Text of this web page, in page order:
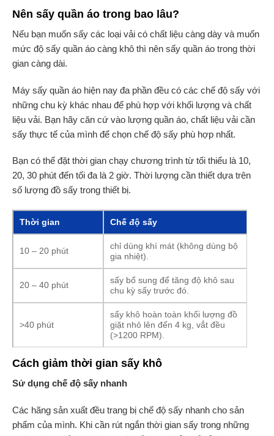
Nên sấy quần áo trong bao lâu?
Nếu bạn muốn sấy các loại vải có chất liệu càng dày và muốn
mức độ sấy quần áo càng khô thì nên sấy quần áo trong thời
gian càng dài.
Máy sấy quần áo hiện nay đa phần đều có các chế độ sấy với
những chu kỳ khác nhau để phù hợp với khối lượng và chất
liệu vải. Bạn hãy căn cứ vào lượng quần áo, chất liệu vải cần
sấy thực tế của mình để chọn chế độ sấy phù hợp nhất.
Bạn có thể đặt thời gian chạy chương trình từ tối thiểu là 10,
20, 30 phút đến tối đa là 2 giờ. Thời lượng cần thiết dựa trên
số lượng đồ sấy trong thiết bị.
Thời gian Chế độ sấy
10 – 20 phút
chỉ dùng khí mát (không dùng bộ
gia nhiệt).
20 – 40 phút
sấy bổ sung để tăng độ khô sau
chu kỳ sấy trước đó.
>40 phút
sấy khô hoàn toàn khối lượng đồ
giặt nhỏ lên đến 4 kg, vắt đều
(>1200 RPM).
Cách giảm thời gian sấy khô
Sử dụng chế độ sấy nhanh
Các hãng sản xuất đều trang bị chế độ sấy nhanh cho sản
phẩm của mình. Khi cần rút ngắn thời gian sấy trong những